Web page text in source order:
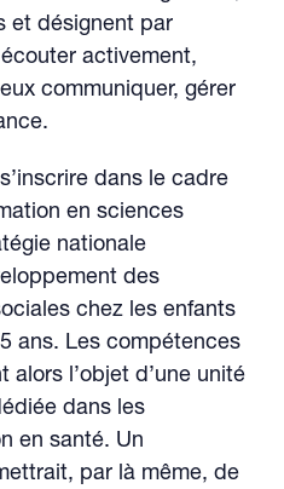
et désignent par
activement,
communiquer, gérer
dans le cadre
en sciences
nationale
des
chez les enfants
ans. Les compétences
alors l’objet d’une unité
dans les
en santé. Un
par là même, de